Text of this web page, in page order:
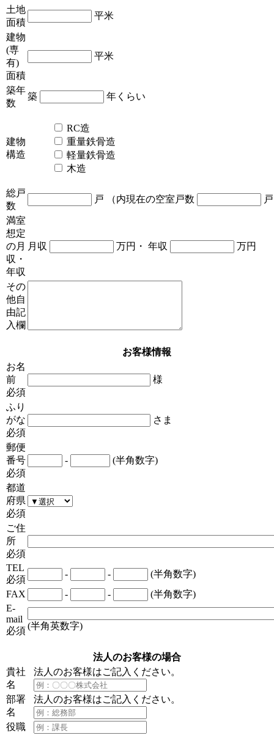
土地
面積
平米
建物
(専
有)
面積
平米
築年
数
築 年くらい
建物
構造
RC造
重量鉄骨造
軽量鉄骨造
木造
総戸
数
戸 （内現在の空室戸数
満室
想定
の月
収・
年収
月収 万円・ 年収 万円
その
他自
由記
入欄
お客様情報
お名
前
必須
様
ふり
がな
必須
さま
郵便
番号
必須
- (半角数字)
都道
府県
必須
ご住
所
必須
TEL
必須
- -
(半角数字)
FAX
- -
(半角数字)
E-
mail
必須(半角英数字)
法人のお客様の場合
貴社
名
法人のお客様はご記入ください。
部署
名
法人のお客様はご記入ください。
役職